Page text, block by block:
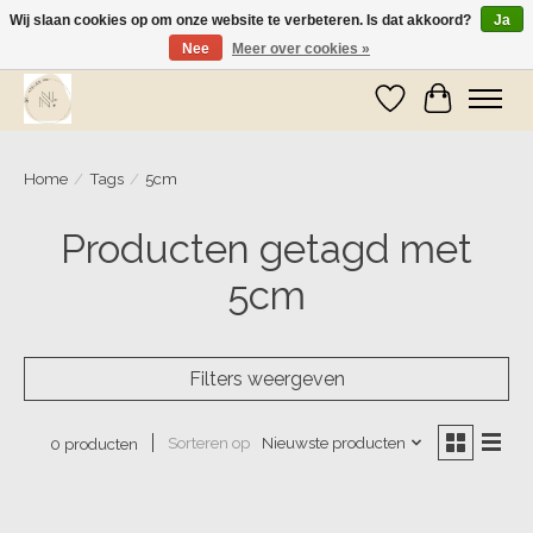
Wij zijn op vakantie! Vanaf zaterdag 9 mei worden er weer pakketjes verzonden
Verlanglijst
Home / Tags / 5cm
Producten getagd met
5cm
Filters weergeven
0 producten Sorteren op Nieuwste producten
Wij slaan cookies op om onze website te verbeteren. Is dat akkoord?
Ja
Nee
Meer over cookies »